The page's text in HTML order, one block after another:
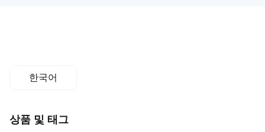
한국어
상품 및 태그